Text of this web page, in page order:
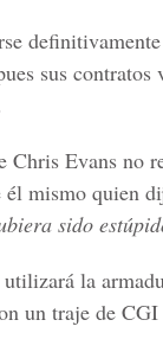
sus contratos
Chris Evans no
él mismo quien
sido
utilizará la
un traje de